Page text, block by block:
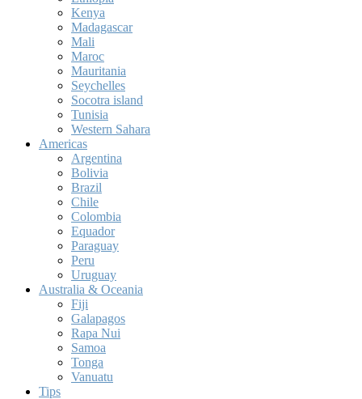
Kenya
Madagascar
Mali
Maroc
Mauritania
Seychelles
Socotra island
Tunisia
Western Sahara
Americas
Argentina
Bolivia
Brazil
Chile
Colombia
Equador
Paraguay
Peru
Uruguay
Australia & Oceania
Fiji
Galapagos
Rapa Nui
Samoa
Tonga
Vanuatu
Tips